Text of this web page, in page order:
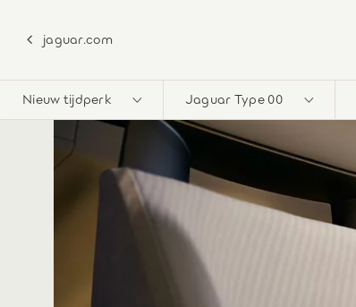
jaguar.com
Nieuw tijdperk Jaguar Type 00